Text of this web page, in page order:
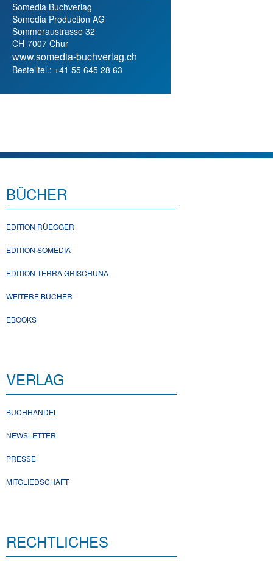
Somedia Buchverlag
Somedia Production AG
Sommeraustrasse 32
CH-7007 Chur
www.somedia-buchverlag.ch
Bestelltel.: +41 55 645 28 63
BÜCHER
EDITION RÜEGGER
EDITION SOMEDIA
EDITION TERRA GRISCHUNA
WEITERE BÜCHER
EBOOKS
VERLAG
BUCHHANDEL
NEWSLETTER
PRESSE
MITGLIEDSCHAFT
RECHTLICHES